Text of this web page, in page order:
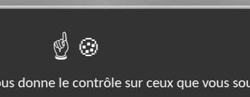
donne le contrôle sur ceux que vous